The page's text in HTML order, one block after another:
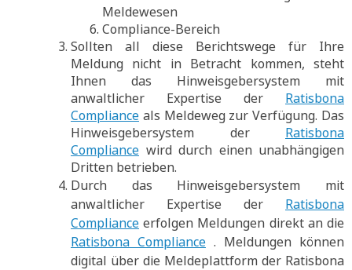
Meldewesen
Compliance-Bereich
Sollten all diese Berichtswege für Ihre
Meldung nicht in Betracht kommen, steht
Ihnen das Hinweisgebersystem mit
anwaltlicher Expertise der Ratisbona
Compliance als Meldeweg zur Verfügung. Das
Hinweisgebersystem der Ratisbona
Compliance wird durch einen unabhängigen
Dritten betrieben.
Durch das Hinweisgebersystem mit
anwaltlicher Expertise der Ratisbona
Compliance erfolgen Meldungen direkt an die
Ratisbona Compliance . Meldungen können
digital über die Meldeplattform der Ratisbona